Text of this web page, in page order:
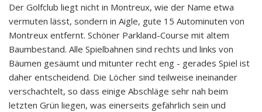
Der Golfclub liegt nicht in Montreux, wie der Name etwa
vermuten lässt, sondern in Aigle, gute 15 Autominuten von
Montreux entfernt. Schöner Parkland-Course mit altem
Baumbestand. Alle Spielbahnen sind rechts und links von
Bäumen gesäumt und mitunter recht eng - gerades Spiel ist
daher entscheidend. Die Löcher sind teilweise ineinander
verschachtelt, so dass einige Abschläge sehr nah beim
letzten Grün liegen, was einerseits gefährlich sein und